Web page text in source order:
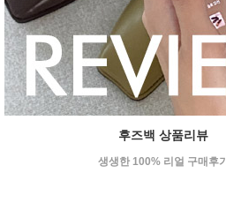
후즈백 상품리뷰
생생한 100% 리얼 구매후기